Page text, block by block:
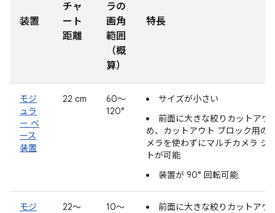
装置
チャ
ート
距離
ラの
画角
範囲
（概
算）
特長
モジ
ュラ
ー ベ
ース
装置
22 cm
60～
120°
サイズが小さい
前面に大きな絞りカットアウ
め、カットアウト ブロック用の
メラを使わずにマルチカメラ シ
トが可能
装置が 90° 回転可能
モジ
22～
10～
前面に大きな絞りカットアウ